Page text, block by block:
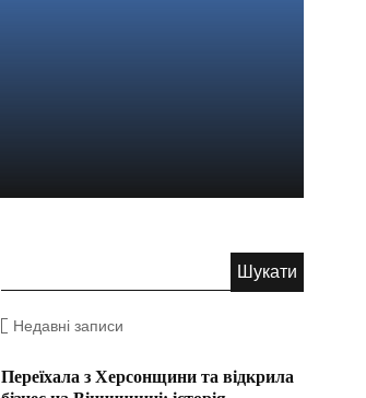
Недавні записи
Переїхала з Херсонщини та відкрила